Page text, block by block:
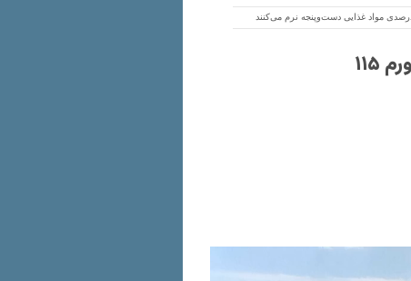
اقتصاد ایران زیر فشار جنگ و محاصره؛ مردم با تورم ۱۱۵